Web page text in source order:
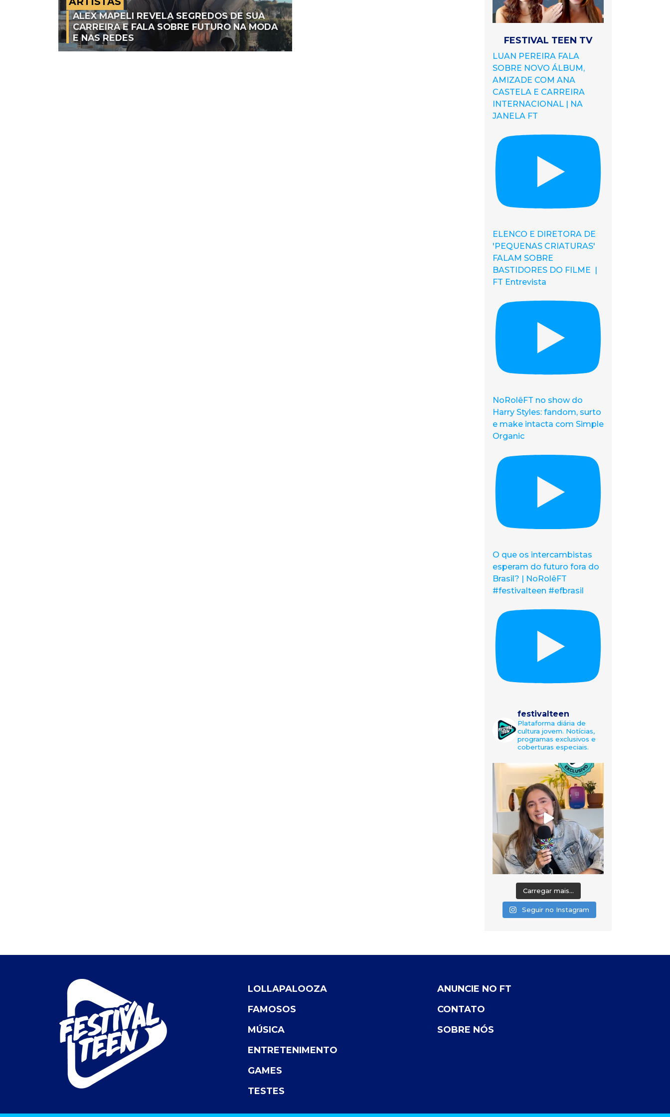
ALEX MAPELI REVELA SEGREDOS DE SUA
CARREIRA E FALA SOBRE FUTURO NA MODA
E NAS REDES
FESTIVAL TEEN TV
LUAN PEREIRA FALA
SOBRE NOVO ÁLBUM,
AMIZADE COM ANA
CASTELA E CARREIRA
INTERNACIONAL | NA
JANELA FT
ELENCO E DIRETORA DE
'PEQUENAS CRIATURAS'
FALAM SOBRE
BASTIDORES DO FILME |
FT Entrevista
NoRolêFT no show do
Harry Styles: fandom, surto
e make intacta com Simple
Organic
O que os intercambistas
esperam do futuro fora do
Brasil? | NoRolêFT
#festivalteen #efbrasil
festivalteen
Plataforma diária de
cultura jovem. Notícias,
programas exclusivos e
coberturas especiais.
Carregar mais...
Seguir no Instagram
LOLLAPALOOZA
FAMOSOS
MÚSICA
ENTRETENIMENTO
GAMES
TESTES
ANUNCIE NO FT
CONTATO
SOBRE NÓS